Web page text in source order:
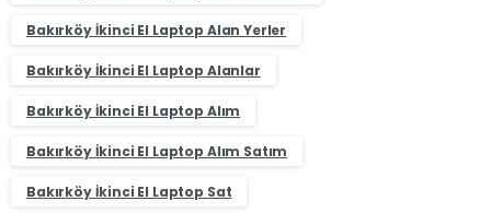
Bakırköy İkinci El Laptop Alan Yerler
Bakırköy İkinci El Laptop Alanlar
Bakırköy İkinci El Laptop Alım
Bakırköy İkinci El Laptop Alım Satım
Bakırköy İkinci El Laptop Sat